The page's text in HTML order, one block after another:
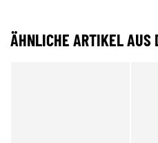
ÄHNLICHE ARTIKEL AUS